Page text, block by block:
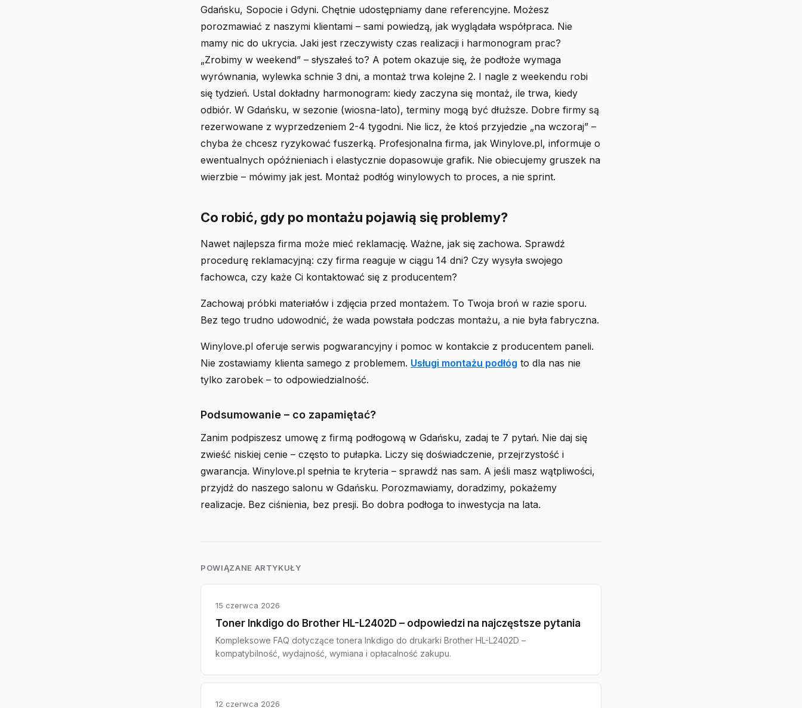
Gdańsku, Sopocie i Gdyni. Chętnie udostępniamy dane referencyjne. Możesz
porozmawiać z naszymi klientami – sami powiedzą, jak wyglądała współpraca. Nie
mamy nic do ukrycia. Jaki jest rzeczywisty czas realizacji i harmonogram prac?
„Zrobimy w weekend” – słyszałeś to? A potem okazuje się, że podłoże wymaga
wyrównania, wylewka schnie 3 dni, a montaż trwa kolejne 2. I nagle z weekendu robi
się tydzień. Ustal dokładny harmonogram: kiedy zaczyna się montaż, ile trwa, kiedy
odbiór. W Gdańsku, w sezonie (wiosna-lato), terminy mogą być dłuższe. Dobre firmy są
rezerwowane z wyprzedzeniem 2-4 tygodni. Nie licz, że ktoś przyjedzie „na wczoraj” –
chyba że chcesz ryzykować fuszerką. Profesjonalna firma, jak Winylove.pl, informuje o
ewentualnych opóźnieniach i elastycznie dopasowuje grafik. Nie obiecujemy gruszek na
wierzbie – mówimy jak jest. Montaż podłóg winylowych to proces, a nie sprint.
Co robić, gdy po montażu pojawią się problemy?
Nawet najlepsza firma może mieć reklamację. Ważne, jak się zachowa. Sprawdź
procedurę reklamacyjną: czy firma reaguje w ciągu 14 dni? Czy wysyła swojego
fachowca, czy każe Ci kontaktować się z producentem?
Zachowaj próbki materiałów i zdjęcia przed montażem. To Twoja broń w razie sporu.
Bez tego trudno udowodnić, że wada powstała podczas montażu, a nie była fabryczna.
Winylove.pl oferuje serwis pogwarancyjny i pomoc w kontakcie z producentem paneli.
Nie zostawiamy klienta samego z problemem. Usługi montażu podłóg to dla nas nie
tylko zarobek – to odpowiedzialność.
Podsumowanie – co zapamiętać?
Zanim podpiszesz umowę z firmą podłogową w Gdańsku, zadaj te 7 pytań. Nie daj się
zwieść niskiej cenie – często to pułapka. Liczy się doświadczenie, przejrzystość i
gwarancja. Winylove.pl spełnia te kryteria – sprawdź nas sam. A jeśli masz wątpliwości,
przyjdź do naszego salonu w Gdańsku. Porozmawiamy, doradzimy, pokażemy
realizacje. Bez ciśnienia, bez presji. Bo dobra podłoga to inwestycja na lata.
POWIĄZANE ARTYKUŁY
15 czerwca 2026
Toner Inkdigo do Brother HL-L2402D – odpowiedzi na najczęstsze pytania
Kompleksowe FAQ dotyczące tonera Inkdigo do drukarki Brother HL-L2402D –
kompatybilność, wydajność, wymiana i opłacalność zakupu.
12 czerwca 2026